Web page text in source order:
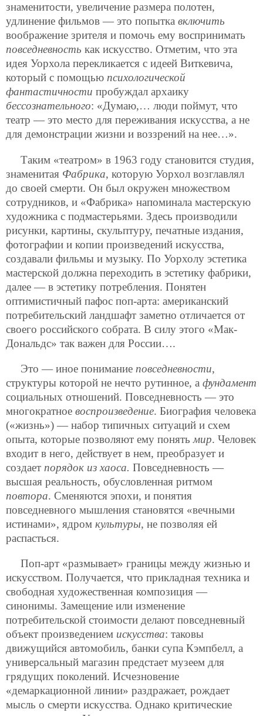
знаменитости, увеличение размера полотен,
удлинение фильмов — это попытка включить
воображение зрителя и помочь ему воспринимать
повседневность как искусство. Отметим, что эта
идея Уорхола перекликается с идеей Виткевича,
который с помощью психологической
фантастичности пробуждал архаику
бессознательного: «Думаю,… люди поймут, что
театр — это место для переживания искусства, а не
для демонстрации жизни и воззрений на нее…».
Таким «театром» в 1963 году становится студия,
знаменитая Фабрика, которую Уорхол возглавлял
до своей смерти. Он был окружен множеством
сотрудников, и «Фабрика» напоминала мастерскую
художника с подмастерьями. Здесь производили
рисунки, картины, скульптуру, печатные издания,
фотографии и копии произведений искусства,
создавали фильмы и музыку. По Уорхолу эстетика
мастерской должна переходить в эстетику фабрики,
далее — в эстетику потребления. Понятен
оптимистичный пафос поп-арта: американский
потребительский ландшафт заметно отличается от
своего российского собрата. В силу этого «Мак-
Дональдс» так важен для России….
Это — иное понимание повседневности,
структуры которой не нечто рутинное, а фундамент
социальных отношений. Повседневность — это
многократное воспроизведение. Биография человека
(«жизнь») — набор типичных ситуаций и схем
опыта, которые позволяют ему понятьмир. Человек
входит в него, действует в нем, преобразует и
создает порядок из хаоса. Повседневность —
высшая реальность, обусловленная ритмом
повтора. Сменяются эпохи, и понятия
повседневного мышления становятся «вечными
истинами», ядром культуры, не позволяя ей
распасться.
Поп-арт «размывает» границы между жизнью и
искусством. Получается, что прикладная техника и
свободная художественная композиция —
синонимы. Замещение или изменение
потребительской стоимости делают повседневный
объект произведением искусства: таковы
движущийся автомобиль, банки супа Кэмпбелл, а
универсальный магазин предстает музеем для
грядущих поколений. Исчезновение
«демаркационной линии» раздражает, рождает
мысль о смерти искусства. Однако критические